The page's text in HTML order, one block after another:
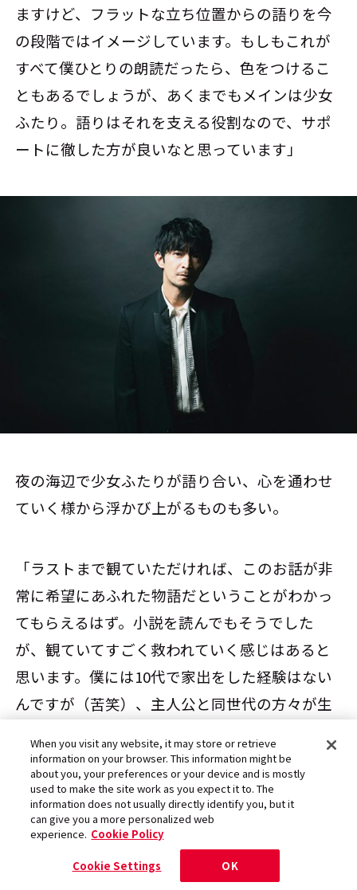
ますけど、フラットな立ち位置からの語りを今
の段階ではイメージしています。もしもこれが
すべて僕ひとりの朗読だったら、色をつけるこ
ともあるでしょうが、あくまでもメインは少女
ふたり。語りはそれを支える役割なので、サポ
ートに徹した方が良いなと思っています」
夜の海辺で少女ふたりが語り合い、心を通わせ
ていく様から浮かび上がるものも多い。
「ラストまで観ていただければ、このお話が非
常に希望にあふれた物語だということがわかっ
てもらえるはず。小説を読んでもそうでした
が、観ていてすごく救われていく感じはあると
思います。僕には10代で家出をした経験はない
んですが（苦笑）、主人公と同世代の方々が生
多い今、非常に刺さるメッセージも込められて
いる気がします」
この「ユーレイ」は、ピアノの生演奏とのコラ
ボレーションによって、朗読劇に「リーディン
When you visit any website, it may store or retrieve
information on your browser. This information might be
about you, your preferences or your device and is mostly
used to make the site work as you expect it to. The
information does not usually directly identify you, but it
can give you a more personalized web
experience. Cookie Policy
Cookie Settings OK